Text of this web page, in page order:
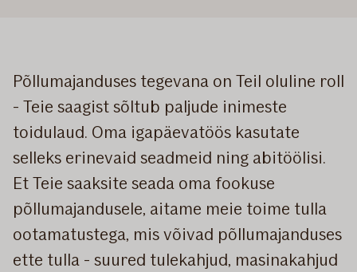
Põllumajanduses tegevana on Teil oluline roll
- Teie saagist sõltub paljude inimeste
toidulaud. Oma igapäevatöös kasutate
selleks erinevaid seadmeid ning abitöölisi.
Et Teie saaksite seada oma fookuse
põllumajandusele, aitame meie toime tulla
ootamatustega, mis võivad põllumajanduses
ette tulla - suured tulekahjud, masinakahjud